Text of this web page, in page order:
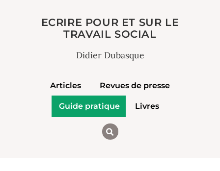
ECRIRE POUR ET SUR LE
TRAVAIL SOCIAL
Didier Dubasque
Articles Revues de presse
Guide pratique Livres